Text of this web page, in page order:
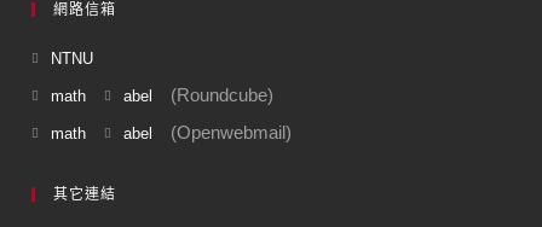
網路信箱
NTNU
math abel (Roundcube)
math abel (Openwebmail)
其它連結